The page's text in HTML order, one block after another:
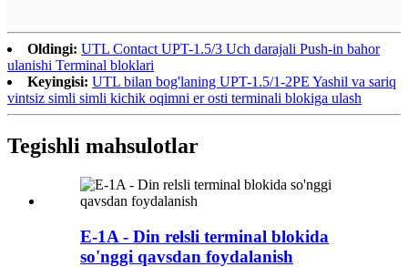
Oldingi: UTL Contact UPT-1.5/3 Uch darajali Push-in bahor
ulanishi Terminal bloklari
Keyingisi: UTL bilan bog'laning UPT-1.5/1-2PE Yashil va sariq
vintsiz simli simli kichik oqimni er osti terminali blokiga ulash
Tegishli mahsulotlar
E-1A - Din relsli terminal blokida
so'nggi qavsdan foydalanish